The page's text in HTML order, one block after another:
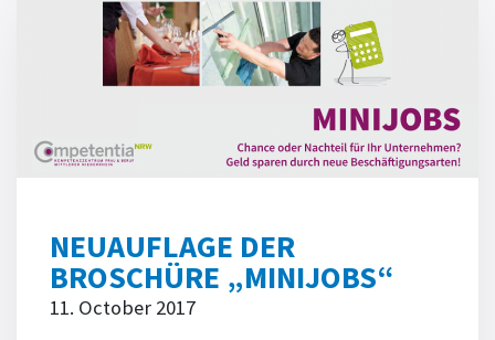
NEUAUFLAGE DER
BROSCHÜRE „MINIJOBS“
11. October 2017